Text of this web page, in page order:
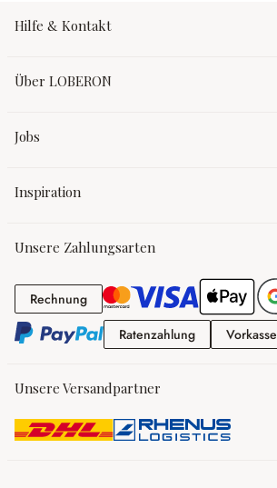
Hilfe & Kontakt
Über LOBERON
Jobs
Inspiration
Unsere Zahlungsarten
RechnungRechnung
RatenzahlungRatenzahlung
Vorkasse
Unsere Versandpartner